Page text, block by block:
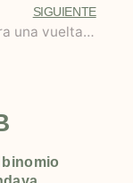
SIGUIENTE
Claves para una vuelta al cole segura en carretera
binomio